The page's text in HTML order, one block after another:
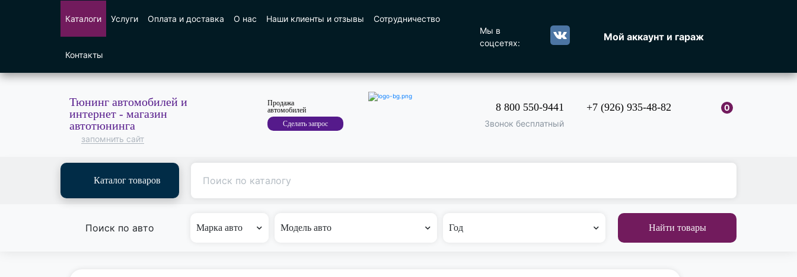
Каталоги Услуги Оплата и доставка О нас Наши клиенты и отзывы Сотрудничество
Контакты
Мы в
соцсетях:
Мой аккаунт и гараж
Тюнинг автомобилей и
интернет - магазин
автотюнинга
запомнить сайт
Продажа
автомобилей
Сделать запрос
8 800 550-9441
Звонок бесплатный
+7 (926) 935-48-82 0
Каталог товаров
Поиск по авто Марка авто Модель авто Год Найти товары